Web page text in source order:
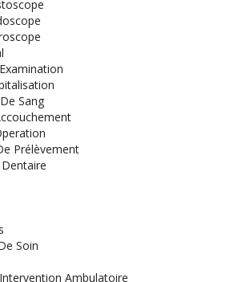
Sang
Prélèvement
Soin
Ambulatoire